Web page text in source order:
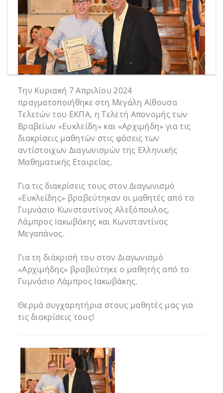
Την Κυριακή 7 Απριλίου 2024
πραγματοποιήθηκε στη Μεγάλη Αίθουσα
Τελετών του ΕΚΠΑ, η Τελετή Απονομής των
Βραβείων «Ευκλείδη» και «Αρχιμήδη» για τις
διακρίσεις μαθητών στις φάσεις των
αντίστοιχων Διαγωνισμών της Ελληνικής
Μαθηματικής Εταιρείας.
Για τις διακρίσεις τους στον Διαγωνισμό
«Ευκλείδης» βραβεύτηκαν οι μαθητές από το
Γυμνάσιο Κωνσταντίνος Αλεξόπουλος,
Λάμπρος Ιακωβάκης και Κωνσταντίνος
Μεγαπάνος.
Για τη διάκρισή του στον Διαγωνισμό
«Αρχιμήδης» βραβεύτηκε ο μαθητής από το
Γυμνάσιο Λάμπρος Ιακωβάκης.
Θερμά συγχαρητήρια στους μαθητές μας για
τις διακρίσεις τους!